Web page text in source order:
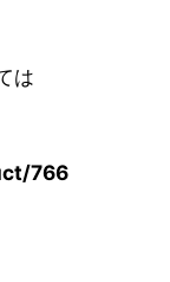
は
766